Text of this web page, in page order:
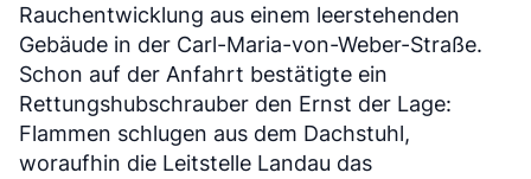
Rauchentwicklung aus einem leerstehenden
Gebäude in der Carl-Maria-von-Weber-Straße.
Schon auf der Anfahrt bestätigte ein
Rettungshubschrauber den Ernst der Lage:
Flammen schlugen aus dem Dachstuhl,
woraufhin die Leitstelle Landau das